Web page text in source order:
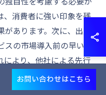
、消費者に強い印象を残
あります。次に、出願
の市場導入前の早い段
により、他社による先行
てブランド展開を進める
登録の国や地域を事前に
お問い合わせはこちら